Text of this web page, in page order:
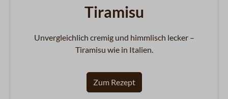
Tiramisu
Unvergleichlich cremig und himmlisch lecker –
Tiramisu wie in Italien.
Zum Rezept